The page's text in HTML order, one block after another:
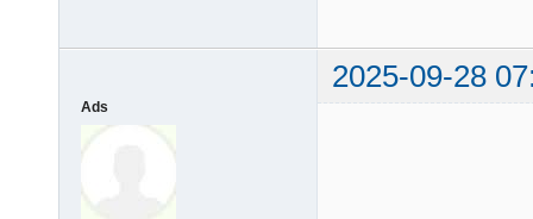
2025-09-28
Ads